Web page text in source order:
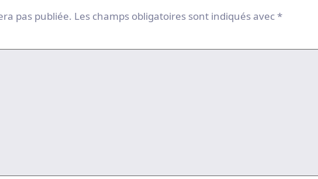
pas publiée. Les champs obligatoires sont indiqués avec*